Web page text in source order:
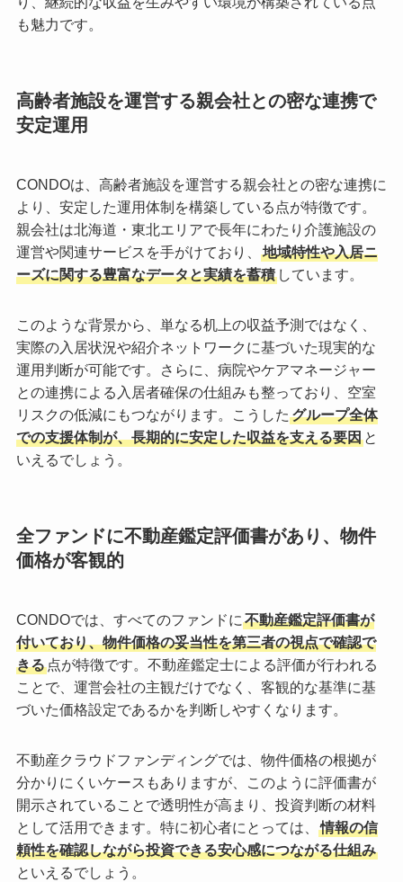
も魅力です。
高齢者施設を運営する親会社との密な連携で
安定運用
CONDOは、高齢者施設を運営する親会社との密な連携に
より、安定した運用体制を構築している点が特徴です。
親会社は北海道・東北エリアで長年にわたり介護施設の
運営や関連サービスを手がけており、
地域特性や入居ニ
ーズに関する豊富なデータと実績を蓄積しています。
このような背景から、単なる机上の収益予測ではなく、
実際の入居状況や紹介ネットワークに基づいた現実的な
運用判断が可能です。さらに、病院やケアマネージャー
との連携による入居者確保の仕組みも整っており、空室
リスクの低減にもつながります。こうした グループ全体
での支援体制が、長期的に安定した収益を支える要因と
いえるでしょう。
全ファンドに不動産鑑定評価書があり、物件
価格が客観的
CONDOでは、すべてのファンドに 不動産鑑定評価書が
付いており、物件価格の妥当性を第三者の視点で確認で
きる点が特徴です。不動産鑑定士による評価が行われる
ことで、運営会社の主観だけでなく、客観的な基準に基
づいた価格設定であるかを判断しやすくなります。
不動産クラウドファンディングでは、物件価格の根拠が
分かりにくいケースもありますが、このように評価書が
開示されていることで透明性が高まり、投資判断の材料
として活用できます。特に初心者にとっては、
情報の信
頼性を確認しながら投資できる安心感につながる仕組み
といえるでしょう。